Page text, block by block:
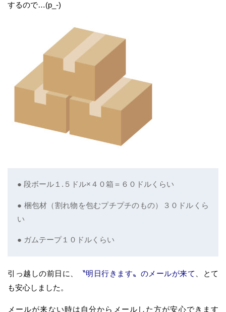
するので…(p_-)
● 段ボール１.５ドル×４０箱＝６０ドルくらい
● 梱包材（割れ物を包むプチプチのもの）３０ドルくら
い
● ガムテープ１０ドルくらい
引っ越しの前日に、 〝明日行きます〟のメールが来て
、とて
も安心しました。
メールが来ない時は自分からメールした方が安心できます